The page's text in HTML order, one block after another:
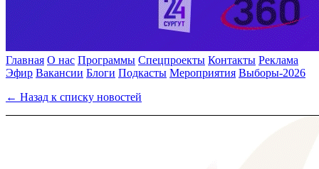
Главная О нас Программы Спецпроекты Контакты Реклама
Эфир Вакансии Блоги Подкасты Мероприятия Выборы-2026
← Назад к списку новостей